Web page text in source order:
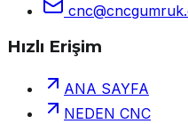
Hızlı Erişim
ANA SAYFA
NEDEN CNC